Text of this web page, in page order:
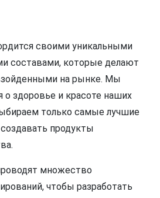
своими уникальными
составами, которые делают
на рынке. Мы
о здоровье и красоте наших
только самые лучшие
продукты
множество
чтобы разработать